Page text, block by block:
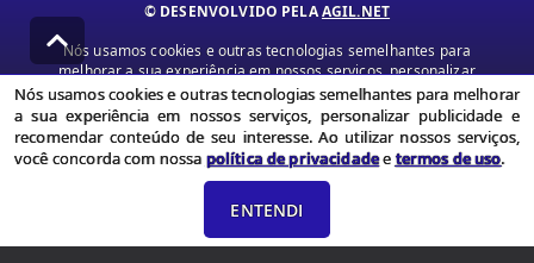
© DESENVOLVIDO PELAAGIL.NET
Nós usamos cookies e outras tecnologias semelhantes para
melhorar a sua experiência em nossos serviços, personalizar
publicidade e recomendar conteúdo de seu interesse. Ao utilizar
nossos serviços, você concorda com nossa política de privacidade e
termos de uso.
Política de Privacidade Termos de uso
Nós usamos cookies e outras tecnologias semelhantes para melhorar
a sua experiência em nossos serviços, personalizar publicidade e
recomendar conteúdo de seu interesse. Ao utilizar nossos serviços,
você concorda com nossa política de privacidadeetermos de uso.
ENTENDI